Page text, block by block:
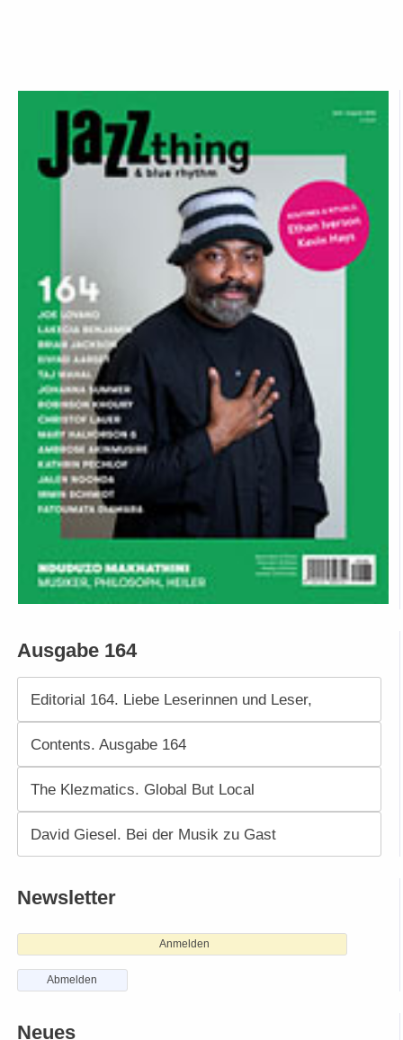
Ausgabe 164
Editorial 164. Liebe Leserinnen und Leser,
Contents. Ausgabe 164
The Klezmatics. Global But Local
David Giesel. Bei der Musik zu Gast
Newsletter
Anmelden
Abmelden
Neues